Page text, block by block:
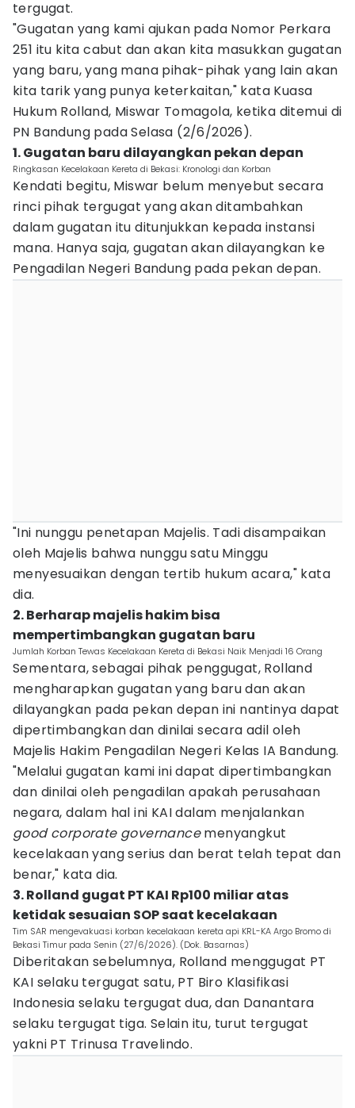
tergugat.
"Gugatan yang kami ajukan pada Nomor Perkara
251 itu kita cabut dan akan kita masukkan gugatan
yang baru, yang mana pihak-pihak yang lain akan
kita tarik yang punya keterkaitan," kata Kuasa
Hukum Rolland, Miswar Tomagola, ketika ditemui di
PN Bandung pada Selasa (2/6/2026).
1. Gugatan baru dilayangkan pekan depan
Ringkasan Kecelakaan Kereta di Bekasi: Kronologi dan Korban
Kendati begitu, Miswar belum menyebut secara
rinci pihak tergugat yang akan ditambahkan
dalam gugatan itu ditunjukkan kepada instansi
mana. Hanya saja, gugatan akan dilayangkan ke
Pengadilan Negeri Bandung pada pekan depan.
"Ini nunggu penetapan Majelis. Tadi disampaikan
oleh Majelis bahwa nunggu satu Minggu
menyesuaikan dengan tertib hukum acara," kata
dia.
2. Berharap majelis hakim bisa
mempertimbangkan gugatan baru
Jumlah Korban Tewas Kecelakaan Kereta di Bekasi Naik Menjadi 16 Orang
Sementara, sebagai pihak penggugat, Rolland
mengharapkan gugatan yang baru dan akan
dilayangkan pada pekan depan ini nantinya dapat
dipertimbangkan dan dinilai secara adil oleh
Majelis Hakim Pengadilan Negeri Kelas IA Bandung.
"Melalui gugatan kami ini dapat dipertimbangkan
dan dinilai oleh pengadilan apakah perusahaan
negara, dalam hal ini KAI dalam menjalankan
good corporate governancemenyangkut
kecelakaan yang serius dan berat telah tepat dan
benar," kata dia.
3. Rolland gugat PT KAI Rp100 miliar atas
ketidak sesuaian SOP saat kecelakaan
Tim SAR mengevakuasi korban kecelakaan kereta api KRL-KA Argo Bromo di
Bekasi Timur pada Senin (27/6/2026). (Dok. Basarnas)
Diberitakan sebelumnya, Rolland menggugat PT
KAI selaku tergugat satu, PT Biro Klasifikasi
Indonesia selaku tergugat dua, dan Danantara
selaku tergugat tiga. Selain itu, turut tergugat
yakni PT Trinusa Travelindo.